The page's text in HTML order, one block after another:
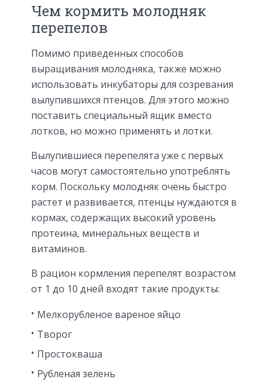
Чем кормить молодняк
перепелов
Помимо приведенных способов
выращивания молодняка, также можно
использовать инкубаторы для созревания
вылупившихся птенцов. Для этого можно
поставить специальный ящик вместо
лотков, но можно применять и лотки.
Вылупившиеся перепелята уже с первых
часов могут самостоятельно употреблять
корм. Поскольку молодняк очень быстро
растет и развивается, птенцы нуждаются в
кормах, содержащих высокий уровень
протеина, минеральных веществ и
витаминов.
В рацион кормления перепелят возрастом
от 1 до 10 дней входят такие продукты:
Мелкорубленое вареное яйцо
Творог
Простокваша
Рубленая зелень